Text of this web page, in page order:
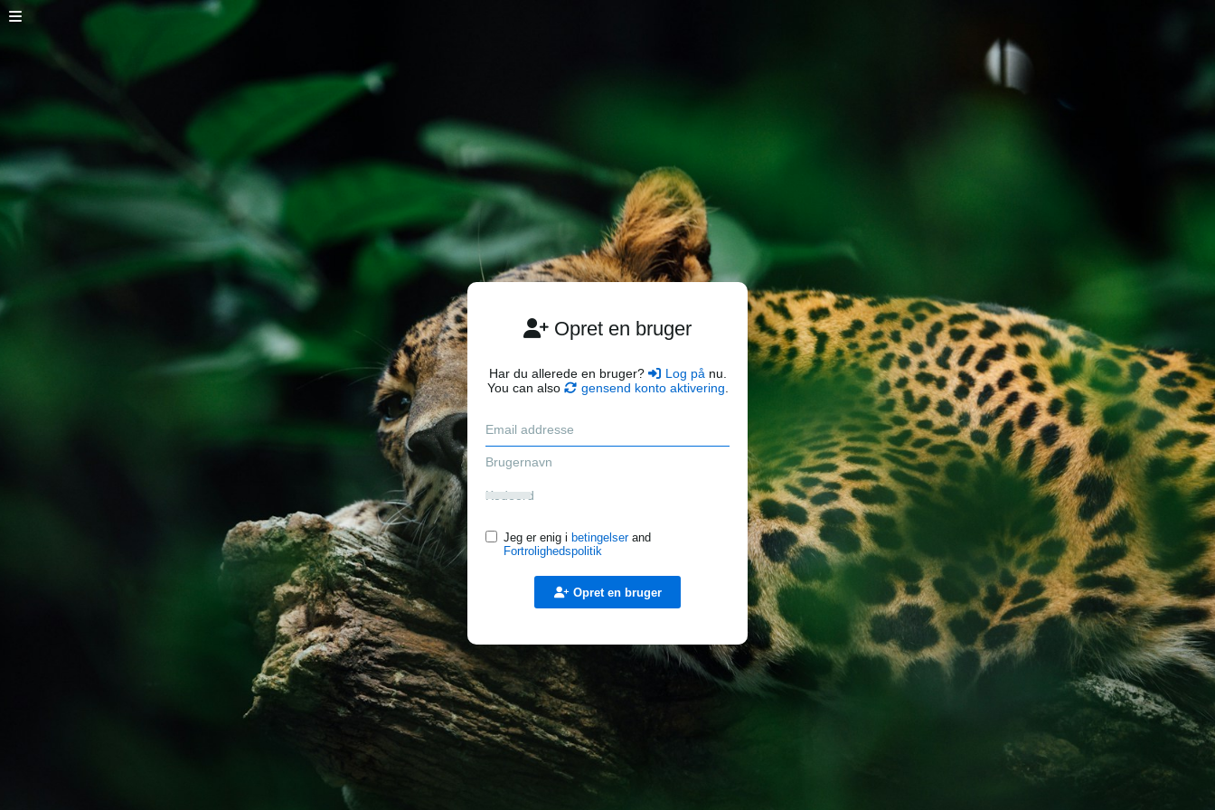
Opret en bruger
Har du allerede en bruger? Log på nu.
You can also
gensend konto aktivering
Jeg er enig i betingelserand
Fortrolighedspolitik
Opret en bruger